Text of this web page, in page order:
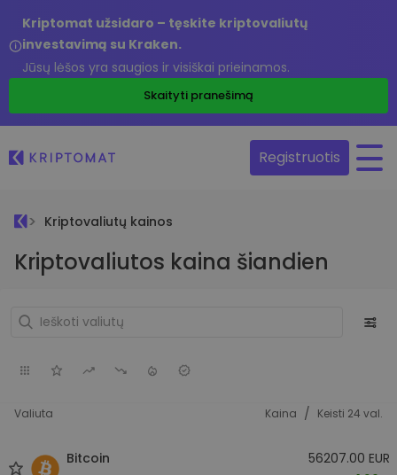
Kriptomat užsidaro – tęskite kriptovaliutų
investavimą su Kraken.
Jūsų lėšos yra saugios ir visiškai prieinamos.
Skaityti pranešimą
Registruotis
Kriptovaliutų kainos
Kriptovaliutos kaina šiandien
Valiuta Kaina / Keisti 24 val.
Bitcoin
56207.00 EUR